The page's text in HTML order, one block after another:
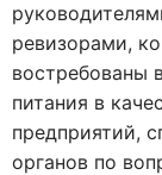
ревизорами,
востребованы
питания в
предприятий,
органов по